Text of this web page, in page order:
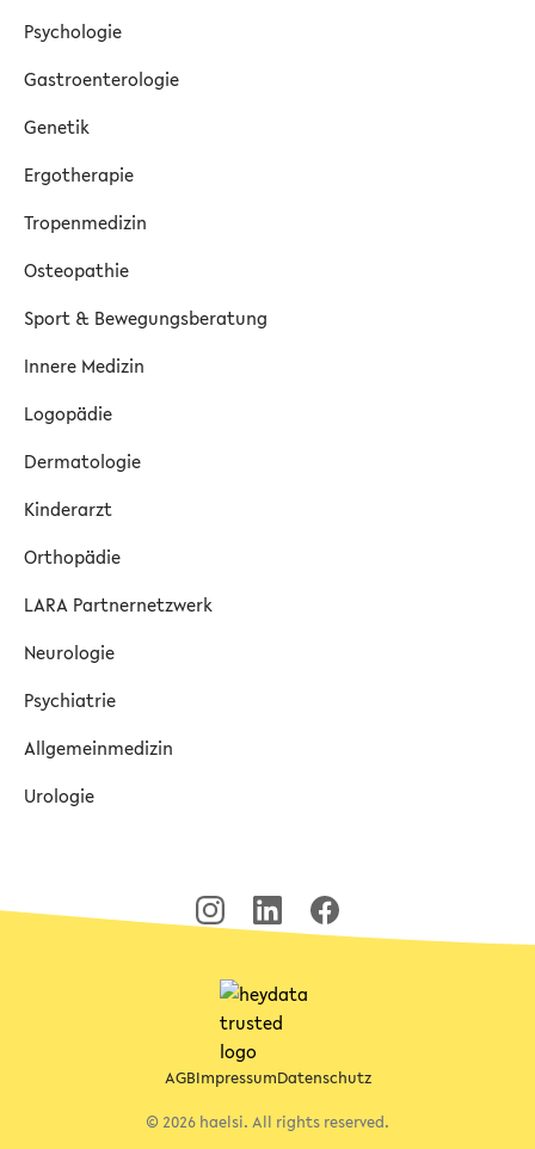
Psychologie
Gastroenterologie
Genetik
Ergotherapie
Tropenmedizin
Osteopathie
Sport & Bewegungsberatung
Innere Medizin
Logopädie
Dermatologie
Kinderarzt
Orthopädie
LARA Partnernetzwerk
Neurologie
Psychiatrie
Allgemeinmedizin
Urologie
© 2026 haelsi. All rights reserved.
AGBImpressumDatenschutz